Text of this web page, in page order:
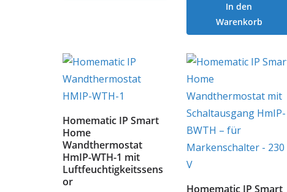
In den
Warenkorb
Homematic IP Smart
Home
Wandthermostat
HmIP-WTH-1 mit
Luftfeuchtigkeitssens
or
Homematic IP Smart